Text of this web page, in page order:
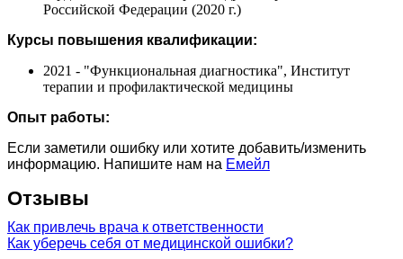
Российской Федерации (2020 г.)
Курсы повышения квалификации:
2021 - "Функциональная диагностика", Институт
терапии и профилактической медицины
Опыт работы:
Если заметили ошибку или хотите добавить/изменить
информацию. Напишите нам на Емейл
Отзывы
Как привлечь врача к ответственности
Как уберечь себя от медицинской ошибки?